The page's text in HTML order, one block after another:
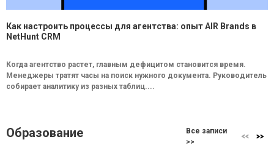
Как настроить процессы для агентства: опыт AIR Brands в
NetHunt CRM
Когда агентство растет, главным дефицитом становится время.
Менеджеры тратят часы на поиск нужного документа. Руководитель
собирает аналитику из разных таблиц....
Образование
Все записи
>>